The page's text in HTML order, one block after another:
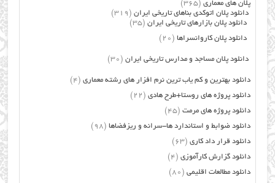
پلان های معماری (365)
دانلود پلان اتوکدی بناهای تاریخی ایران (319)
دانلود پلان بازارهای تاریخی ایران (35)
دانلود پلان کاروانسراها (20)
دانلود پلان مساجد و مدارس تاریخی ایران (30)
دانلود بهترین و کم یاب ترین نرم افزار های رشته معماری (4)
دانلود پروژه های روستا+طرح هادی (22)
دانلود پروژه های مرمت (45)
دانلود ضوابط و استاندارد ها-سرانه و ریزفضاها (98)
دانلود قرار داد کاری (63)
دانلود گزارش کارآموزی (4)
دانلود مطالعات اقلیمی (80)